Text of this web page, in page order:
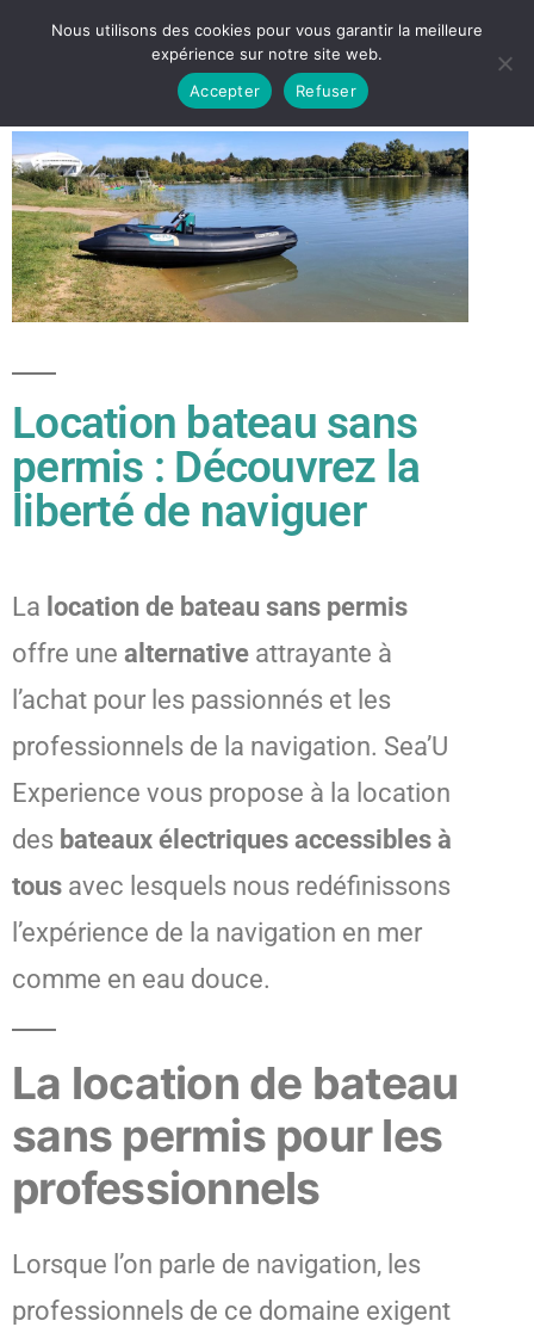
Location bateau sans
permis : Découvrez la
liberté de naviguer
La location de bateau sans permis
offre une alternative attrayante à
l’achat pour les passionnés et les
professionnels de la navigation. Sea’U
Experience vous propose à la location
des bateaux électriques accessibles à
tous avec lesquels nous redéfinissons
l’expérience de la navigation en mer
comme en eau douce.
La location de bateau
sans permis pour les
professionnels
Lorsque l’on parle de navigation, les
professionnels de ce domaine exigent
Nous utilisons des cookies pour vous garantir la meilleure
expérience sur notre site web.
Accepter
Refuser